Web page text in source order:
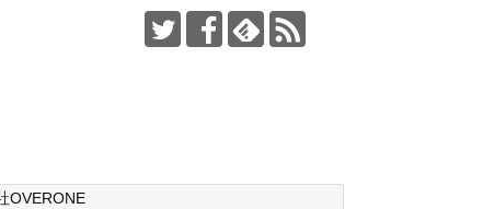
OVERONE